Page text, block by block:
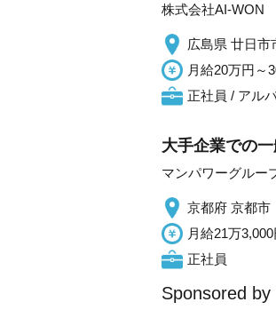
株式会社AI-WON
広島県 廿日市
月給20万円～
正社員 / アル
大手企業での
マンパワーグルー
京都府 京都市
月給21万
正社員
Sponsored by